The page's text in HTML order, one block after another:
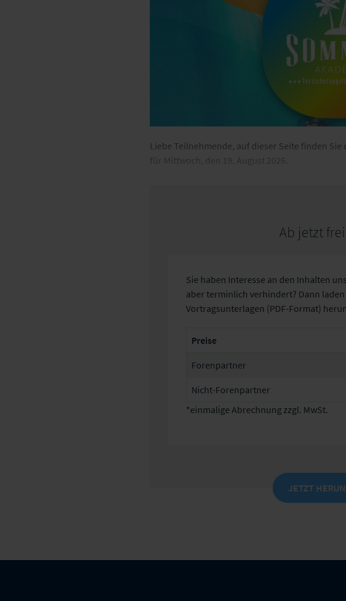
Liebe Teilnehmende, auf dieser Seite finden
für Mittwoch, den 19. August 2026.
Ab jetzt
Sie haben Interesse an den Inhalten
aber terminlich verhindert? Dann
Vortragsunterlagen (PDF-Format)
Preise
Forenpartner
Nicht-Forenpartner
*einmalige Abrechnung zzgl. MwSt.
JETZT